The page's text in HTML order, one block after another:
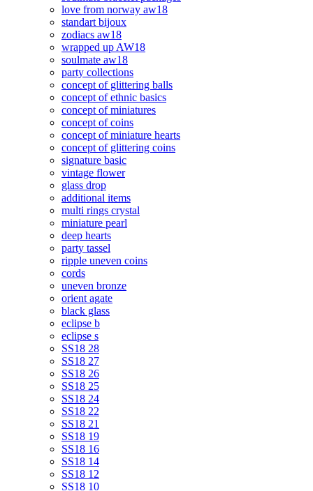
love from norway aw18
standart bijoux
zodiacs aw18
wrapped up AW18
soulmate aw18
party collections
concept of glittering balls
concept of ethnic basics
concept of miniatures
concept of coins
concept of miniature hearts
concept of glittering coins
signature basic
vintage flower
glass drop
additional items
multi rings crystal
miniature pearl
deep hearts
party tassel
ripple uneven coins
cords
uneven bronze
orient agate
black glass
eclipse b
eclipse s
SS18 28
SS18 27
SS18 26
SS18 25
SS18 24
SS18 22
SS18 21
SS18 19
SS18 16
SS18 14
SS18 12
SS18 10